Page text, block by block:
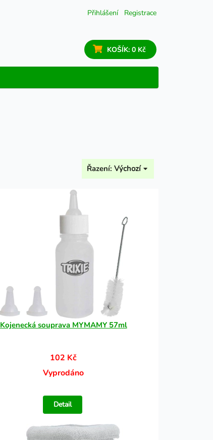
Přihlášení Registrace
KOŠÍK: 0 Kč
Řazení: Výchozí
Kojenecká souprava MYMAMY 57ml
102 Kč
Vyprodáno
Detail